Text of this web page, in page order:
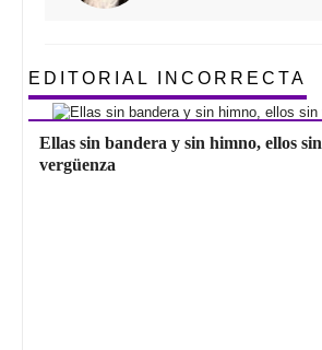
EDITORIAL INCORRECTA
Ellas sin bandera y sin himno, ellos sin
vergüenza